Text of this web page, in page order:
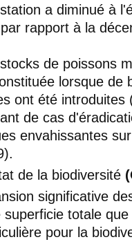
a diminué à
rapport à la
de poissons
lorsque de
ont été introduites
de cas
envahissantes
de la biodiversité
significative
totale
pour la